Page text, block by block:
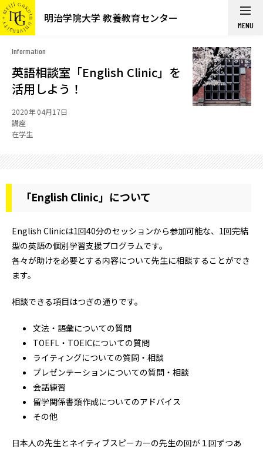
明治学院大学 教養教育センター MENU
Information
英語相談室「English Clinic」を
活用しよう！
2020年 04月17日
講座
在学生
「English Clinic」について
English Clinicは1回40分のセッションから参加可能な、1回完結
型の英語の個別学習支援プログラムです。
各々が助けを必要とする内容について先生に相談することができ
ます。
相談できる項目はつぎの通りです。
文法・語彙についての質問
TOEFL・TOEICについての質問
ライティングについての質問・相談
プレゼンテーションについての質問・相談
会話練習
留学関係書類作成についてのアドバイス
その他
日本人の先生とネイティブスピーカーの先生の回が１回ずつあ